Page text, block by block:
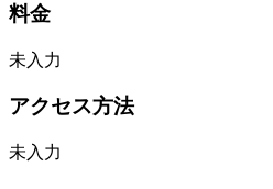
料金
未入力
アクセス方法
未入力